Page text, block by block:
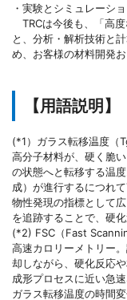
・実験とシミュレーシ
TRCは今後も、「高
と、分析・解析技術と
め、お客様の材料開発
【用語説明】
(*1）ガラス転移温度（
高分子材料が、硬く脆
の状態へと転移する温
成）が進行するにつれ
物性発現の指標として
を追跡することで、硬
(*2) FSC（Fast
高速カロリーメトリー
却しながら、硬化反応
成形プロセスに近い急
ガラス転移温度の時間変